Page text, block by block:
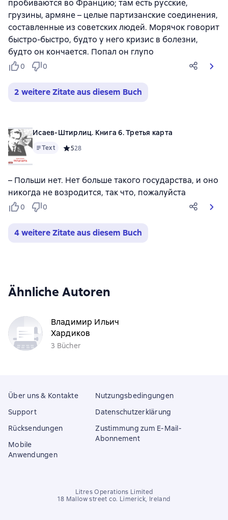
пробиваются во Францию; там есть русские,
грузины, армяне – целые партизанские соединения,
составленные из советских людей. Морячок говорит
быстро-быстро, будто у него кризис в болезни,
будто он кончается. Попал он глупо
0 0
2 weitere Zitate aus diesem Buch
Исаев-Штирлиц. Книга 6. Третья карта
Text Средний рейтинг 5 на основе 28 оценок
528
– Польши нет. Нет больше такого государства, и оно
никогда не возродится, так что, пожалуйста
0 0
4 weitere Zitate aus diesem Buch
Ähnliche Autoren
Владимир Ильич
Хардиков
3 Bücher
Über uns & Kontakte
Support
Rücksendungen
Mobile
Anwendungen
Nutzungsbedingungen
Datenschutzerklärung
Zustimmung zum E-Mail-
Abonnement
Litres Operations Limited
18 Mallow street co. Limerick, Ireland